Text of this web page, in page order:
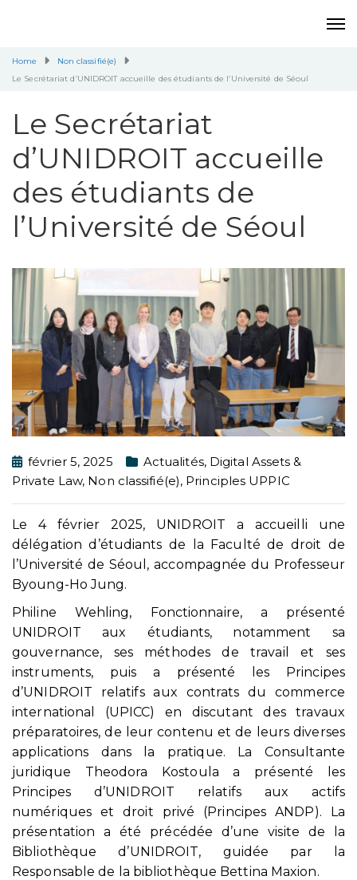
Home
Non classifié(e)
Le Secrétariat d’UNIDROIT accueille des étudiants de l’Université de Séoul
Le Secrétariat
d’UNIDROIT accueille
des étudiants de
l’Université de Séoul
février 5, 2025 Actualités, Digital Assets &
Private Law, Non classifié(e), Principles UPPIC
Le 4 février 2025, UNIDROIT a accueilli une
délégation d’étudiants de la Faculté de droit de
l’Université de Séoul, accompagnée du Professeur
Byoung-Ho Jung.
Philine Wehling, Fonctionnaire, a présenté
UNIDROIT aux étudiants, notamment sa
gouvernance, ses méthodes de travail et ses
instruments, puis a présenté les Principes
d’UNIDROIT relatifs aux contrats du commerce
international (UPICC) en discutant des travaux
préparatoires, de leur contenu et de leurs diverses
applications dans la pratique. La Consultante
juridique Theodora Kostoula a présenté les
Principes d’UNIDROIT relatifs aux actifs
numériques et droit privé (Principes ANDP). La
présentation a été précédée d’une visite de la
Bibliothèque d’UNIDROIT, guidée par la
Responsable de la bibliothèque Bettina Maxion.